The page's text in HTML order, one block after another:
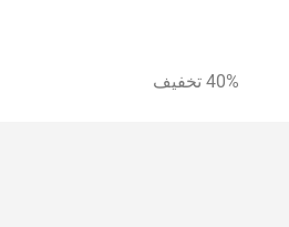
40% تخفیف